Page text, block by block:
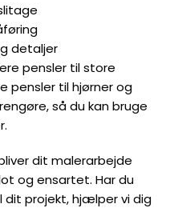
detaljer
pensler til store
pensler til hjørner og
så du kan bruge
dit malerarbejde
og ensartet. Har du
dit projekt, hjælper vi dig